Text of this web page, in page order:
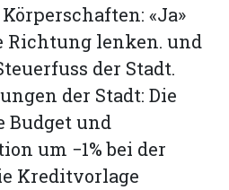
«Ja»
Richtung lenken. und
der Stadt.
der Stadt: Die
Budget und
um −1% bei der
Kreditvorlage